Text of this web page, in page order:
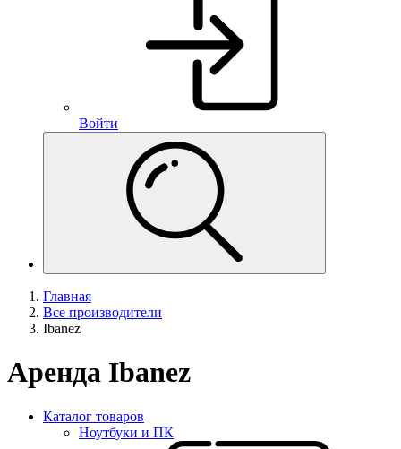
Войти
Главная
Все производители
Ibanez
Аренда Ibanez
Каталог товаров
Ноутбуки и ПК